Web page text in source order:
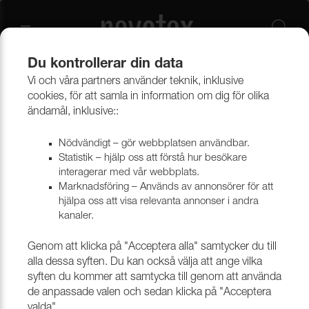
MÖBELTYGER
Du kontrollerar din data
Vi och våra partners använder teknik, inklusive
cookies, för att samla in information om dig för olika
ändamål, inklusive::
Nödvändigt – gör webbplatsen användbar.
Statistik – hjälp oss att förstå hur besökare
interagerar med vår webbplats.
Marknadsföring – Används av annonsörer för att
hjälpa oss att visa relevanta annonser i andra
kanaler.
Genom att klicka på "Acceptera alla" samtycker du till
alla dessa syften. Du kan också välja att ange vilka
syften du kommer att samtycka till genom att använda
de anpassade valen och sedan klicka på "Acceptera